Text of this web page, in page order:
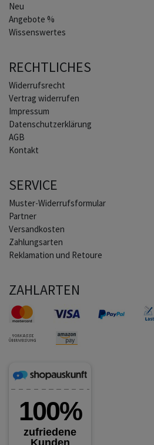
Neu
Angebote %
Wissenswertes
RECHTLICHES
Widerrufs­recht
Vertrag widerrufen
Impressum
Daten­schutz­erklärung
AGB
Kontakt
SERVICE
Muster-Widerrufsformular
Partner
Versandkosten
Zahlungsarten
Reklamation und Retoure
ZAHLARTEN